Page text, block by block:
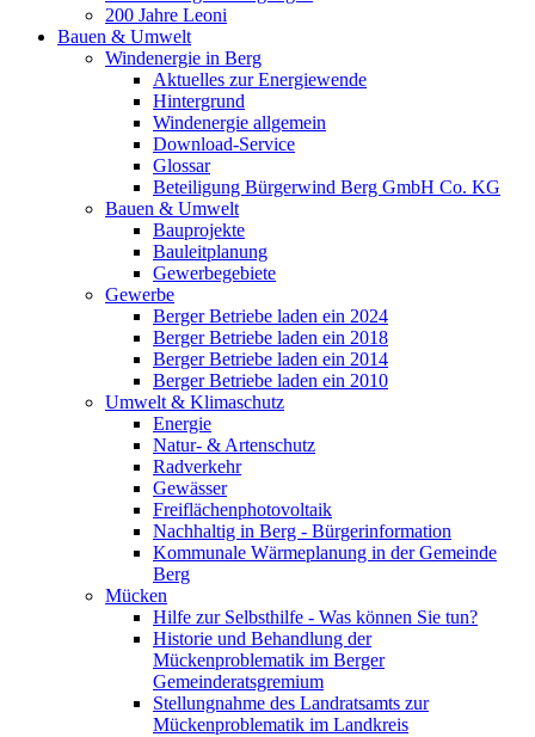
200 Jahre Leoni
Bauen & Umwelt
Windenergie in Berg
Aktuelles zur Energiewende
Hintergrund
Windenergie allgemein
Download-Service
Glossar
Beteiligung Bürgerwind Berg GmbH Co. KG
Bauen & Umwelt
Bauprojekte
Bauleitplanung
Gewerbegebiete
Gewerbe
Berger Betriebe laden ein 2024
Berger Betriebe laden ein 2018
Berger Betriebe laden ein 2014
Berger Betriebe laden ein 2010
Umwelt & Klimaschutz
Energie
Natur- & Artenschutz
Radverkehr
Gewässer
Freiflächenphotovoltaik
Nachhaltig in Berg - Bürgerinformation
Kommunale Wärmeplanung in der Gemeinde
Berg
Mücken
Hilfe zur Selbsthilfe - Was können Sie tun?
Historie und Behandlung der
Mückenproblematik im Berger
Gemeinderatsgremium
Stellungnahme des Landratsamts zur
Mückenproblematik im Landkreis